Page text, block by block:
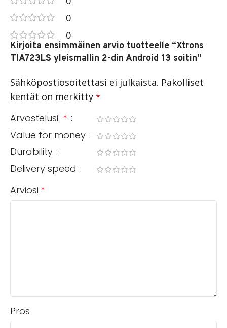
0
0
Kirjoita ensimmäinen arvio tuotteelle “Xtrons
TIA723LS yleismallin 2-din Android 13 soitin”
Sähköpostiosoitettasi ei julkaista. Pakolliset
kentät on merkitty *
Arvostelusi *
Value for money
Durability
Delivery speed
Arviosi *
Pros